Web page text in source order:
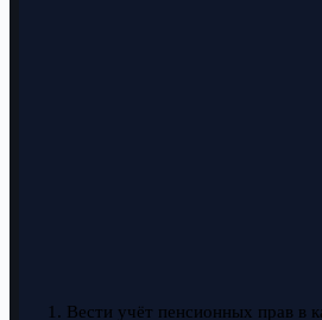
1. Вести учёт пенсионных прав в